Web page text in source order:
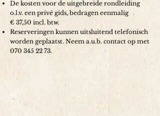
De kosten voor de uitgebreide rondleiding
o.l.v. een privé gids, bedragen eenmalig
€ 37,50 incl. btw.
Reserveringen kunnen uitsluitend telefonisch
worden geplaatst. Neem a.u.b. contact op met
070 345 22 73.